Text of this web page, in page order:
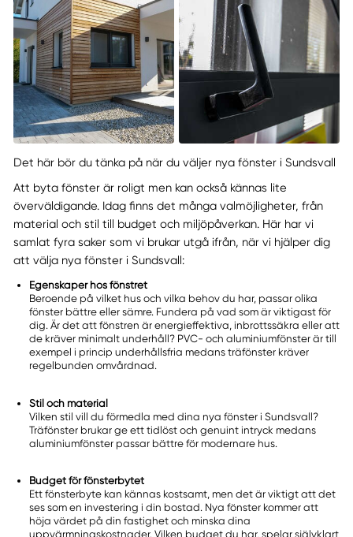
Det här bör du tänka på när du väljer nya fönster i Sundsvall
Att byta fönster är roligt men kan också kännas lite
överväldigande. Idag finns det många valmöjligheter, från
material och stil till budget och miljöpåverkan. Här har vi
samlat fyra saker som vi brukar utgå ifrån, när vi hjälper dig
att välja nya fönster i Sundsvall:
Egenskaper hos fönstret
Beroende på vilket hus och vilka behov du har, passar olika
fönster bättre eller sämre. Fundera på vad som är viktigast för
dig. Är det att fönstren är energieffektiva, inbrottssäkra eller att
de kräver minimalt underhåll? PVC- och aluminiumfönster är till
exempel i princip underhållsfria medans träfönster kräver
regelbunden omvårdnad.
Stil och material
Vilken stil vill du förmedla med dina nya fönster i Sundsvall?
Träfönster brukar ge ett tidlöst och genuint intryck medans
aluminiumfönster passar bättre för modernare hus.
Budget för fönsterbytet
Ett fönsterbyte kan kännas kostsamt, men det är viktigt att det
ses som en investering i din bostad. Nya fönster kommer att
höja värdet på din fastighet och minska dina
uppvärmningskostnader. Vilken budget du har, spelar självklart